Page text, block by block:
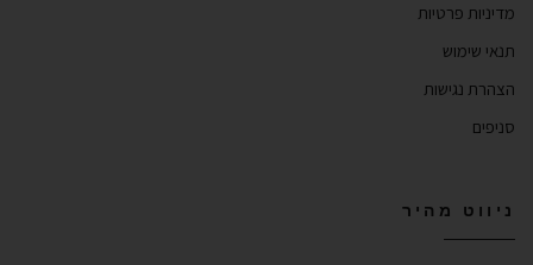
מדיניות פרטיות
תנאי שימוש
הצהרת נגישות
סניפים
ניווט מהיר